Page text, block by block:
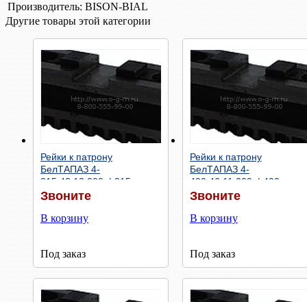
Производитель: BISON-BIAL
Другие товары этой категории
Быстрый просмотр
Рейки к патрону
БелТАПАЗ 4-
315.42.12.009 ф315
Звоните
В корзину
Под заказ
Быстрый просмотр
Рейки к патрону
БелТАПАЗ 4-
400.46.11.009 ф400
Звоните
В корзину
Под заказ